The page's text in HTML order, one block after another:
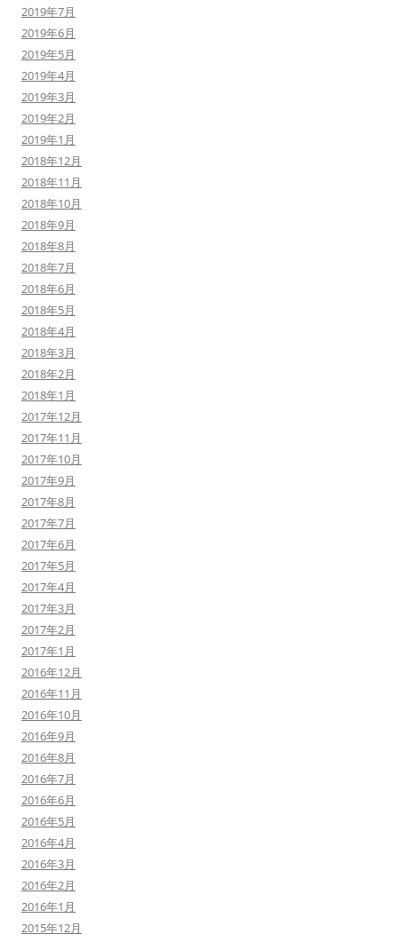
2019年7月
2019年6月
2019年5月
2019年4月
2019年3月
2019年2月
2019年1月
2018年12月
2018年11月
2018年10月
2018年9月
2018年8月
2018年7月
2018年6月
2018年5月
2018年4月
2018年3月
2018年2月
2018年1月
2017年12月
2017年11月
2017年10月
2017年9月
2017年8月
2017年7月
2017年6月
2017年5月
2017年4月
2017年3月
2017年2月
2017年1月
2016年12月
2016年11月
2016年10月
2016年9月
2016年8月
2016年7月
2016年6月
2016年5月
2016年4月
2016年3月
2016年2月
2016年1月
2015年12月